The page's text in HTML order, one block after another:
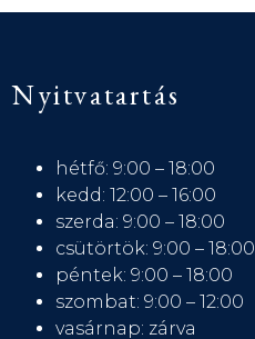
Nyitvatartás
hétfő: 9:00 – 18:00
kedd: 12:00 – 16:00
szerda: 9:00 – 18:00
csütörtök: 9:00 – 18:00
péntek: 9:00 – 18:00
szombat: 9:00 – 12:00
vasárnap: zárva